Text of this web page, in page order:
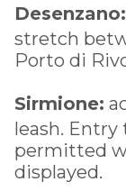
Desenzano:
stretch
Porto di
Sirmione:
leash.
permitted
displayed.